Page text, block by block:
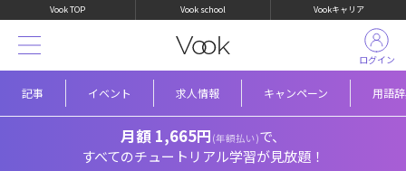
Vook TOP Vook school Vookキャリア
記事 イベント 求人情報 キャンペーン 用語
ログイン
月額 1,665円 (年額払い)で、
すべてのチュートリアル学習が見放題！